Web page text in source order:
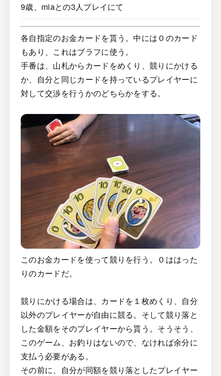
9歳、miaとの3人プレイにて
各自指定のお金カードを貰う。中には０のカード
もあり、これはブラフに使う。
手番は、山札からカードをめくり、競りにかける
か、自分と同じカードを持っているプレイヤーに
対して交渉を行うかのどちらかをする。
このお金カードを使って競りを行う。０ははった
りのカードだ。
競りにかける場合は、カードを１枚めくり、自分
以外のプレイヤーが自由に競る。そして競り落と
した金額をそのプレイヤーから貰う。そうそう、
このゲーム、お釣りはないので、なければ余分に
支払う必要がある。
その前に、自分が同額を競り落としたプレイヤー